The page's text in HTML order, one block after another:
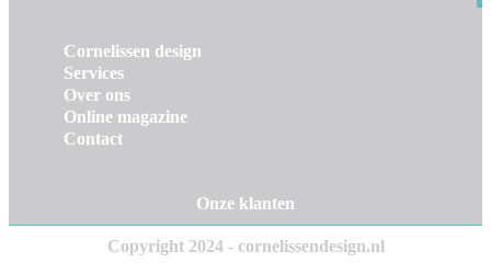
Cornelissen design
Services
Over ons
Online magazine
Contact
Onze klanten
Copyright 2024 - cornelissendesign.nl